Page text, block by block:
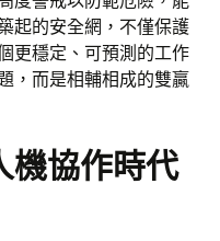
起的安全網，不僅保護
更穩定、可預測的工作
，而是相輔相成的雙贏
機協作時代